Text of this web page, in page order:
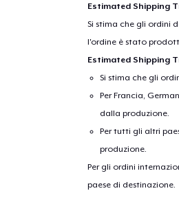
Estimated Shipping
Si stima che gli ordini
l'ordine è stato
Estimated Shipping
Si stima che gli
Per Francia,
dalla produzione.
Per tutti gli altri
produzione.
Per gli ordini
paese di destinazione.